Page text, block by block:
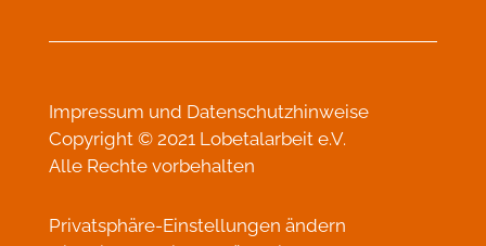
Impressum und Datenschutzhinweise
Copyright © 2021 Lobetalarbeit e.V.
Alle Rechte vorbehalten
Privatsphäre-Einstellungen ändern